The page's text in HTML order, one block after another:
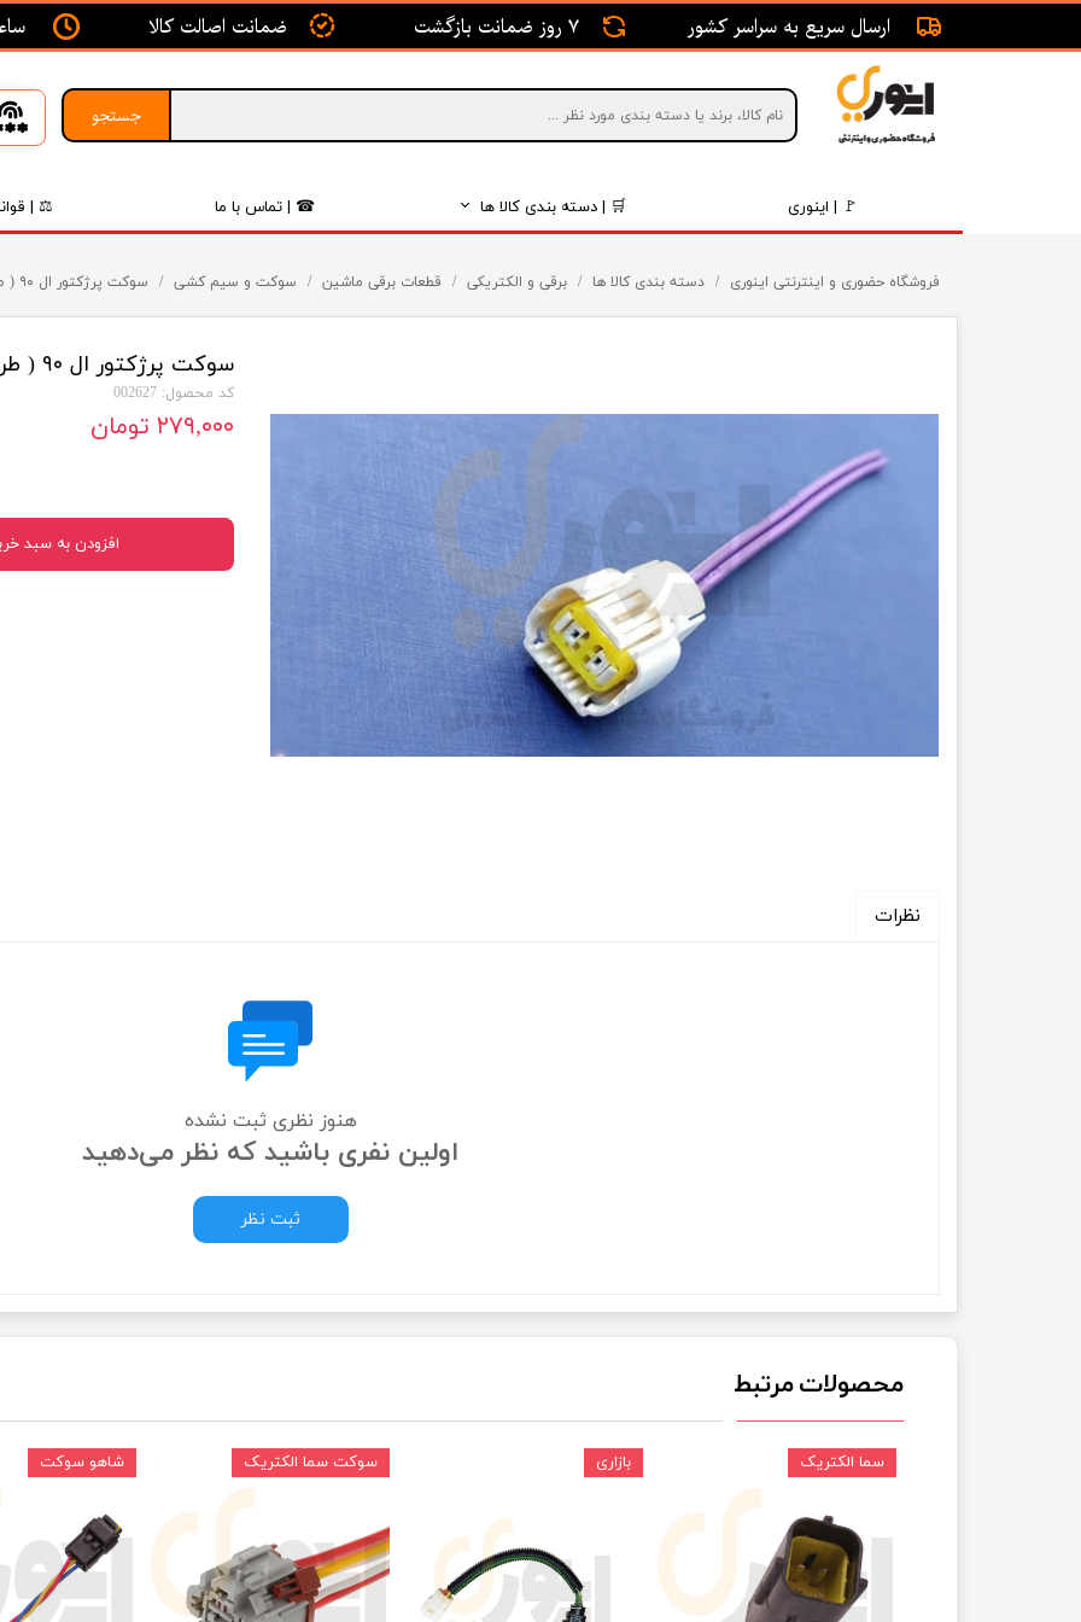
جستجو
🚩 | اینوری 🛒 | دسته بندی کالا ها
موتور و اگزوز
رینگ و لاستیک
قطعات داخلی
انتقال قدرت
فرمان، جلوبندی و ترمز
لوازم جانبی و اسپرت
بلبرینگ ماشین
☎ | تماس با ما ⚖ |
ارسال سریع به سراسر کشور 7 روز ضمانت بازگشت ضمانت اصالت کالا
فروشگاه حضوری و اینترنتی اینوری دسته بندی کالا ها برقی و الکتریکی قطعات برقی ماشین سوکت و سیم کشی سوکت پرژکتور ال ۹۰ ( طرح جدید ) سما الکتریک
سوکت پرژکتور ال ۹۰ ( طرح جدید ) سما الکتریک
کد محصول: 002627
۲۷۹,۰۰۰ تومان
افزودن به سبد
نظرات
هنوز نظری ثبت نشده
اولین نفری باشید که نظر می‌دهید
ثبت نظر
محصولات مرتبط
شاهو سوکت سوکت سما الکتریک بازاری سما الکتریک